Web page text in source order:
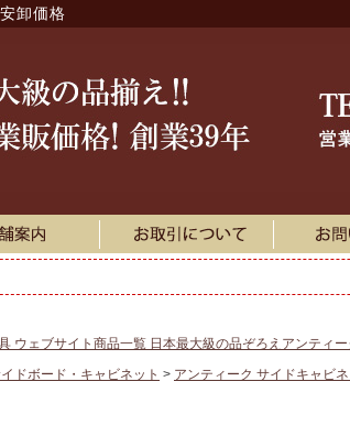
卸価格
ウェブサイト商品一覧 日本最大級の品ぞろえアンティ
ドボード・キャビネット アンティーク サイドキャビ